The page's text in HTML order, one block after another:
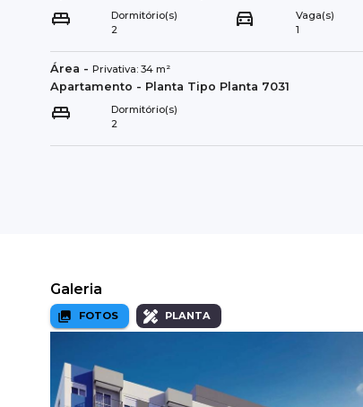
Dormitório(s)
2
Vaga(s)
1
Área - Privativa: 34 m²
Apartamento - Planta Tipo Planta 7031
Dormitório(s)
2
Galeria
FOTOS PLANTA